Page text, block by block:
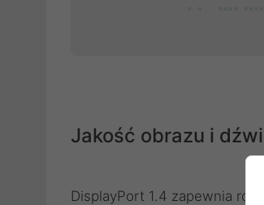
Jakość obrazu i
DisplayPort 1.4 zapewnia